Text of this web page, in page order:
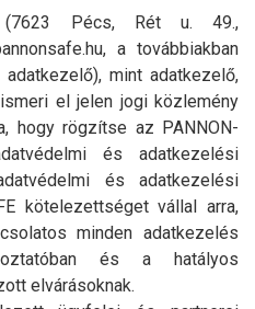
(7623 Pécs, Rét u. 49.,
a továbbiakban
adatkezelő), mint adatkezelő,
el jelen jogi közlemény
hogy rögzítse az PANNON-
és adatkezelési
és adatkezelési
kötelezettséget vállal arra,
minden adatkezelés
és a hatályos
elvárásoknak.